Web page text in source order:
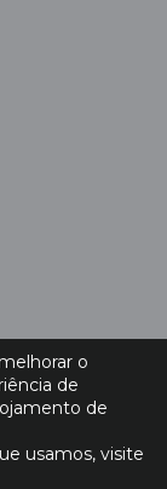
o
de
de
usamos, visite